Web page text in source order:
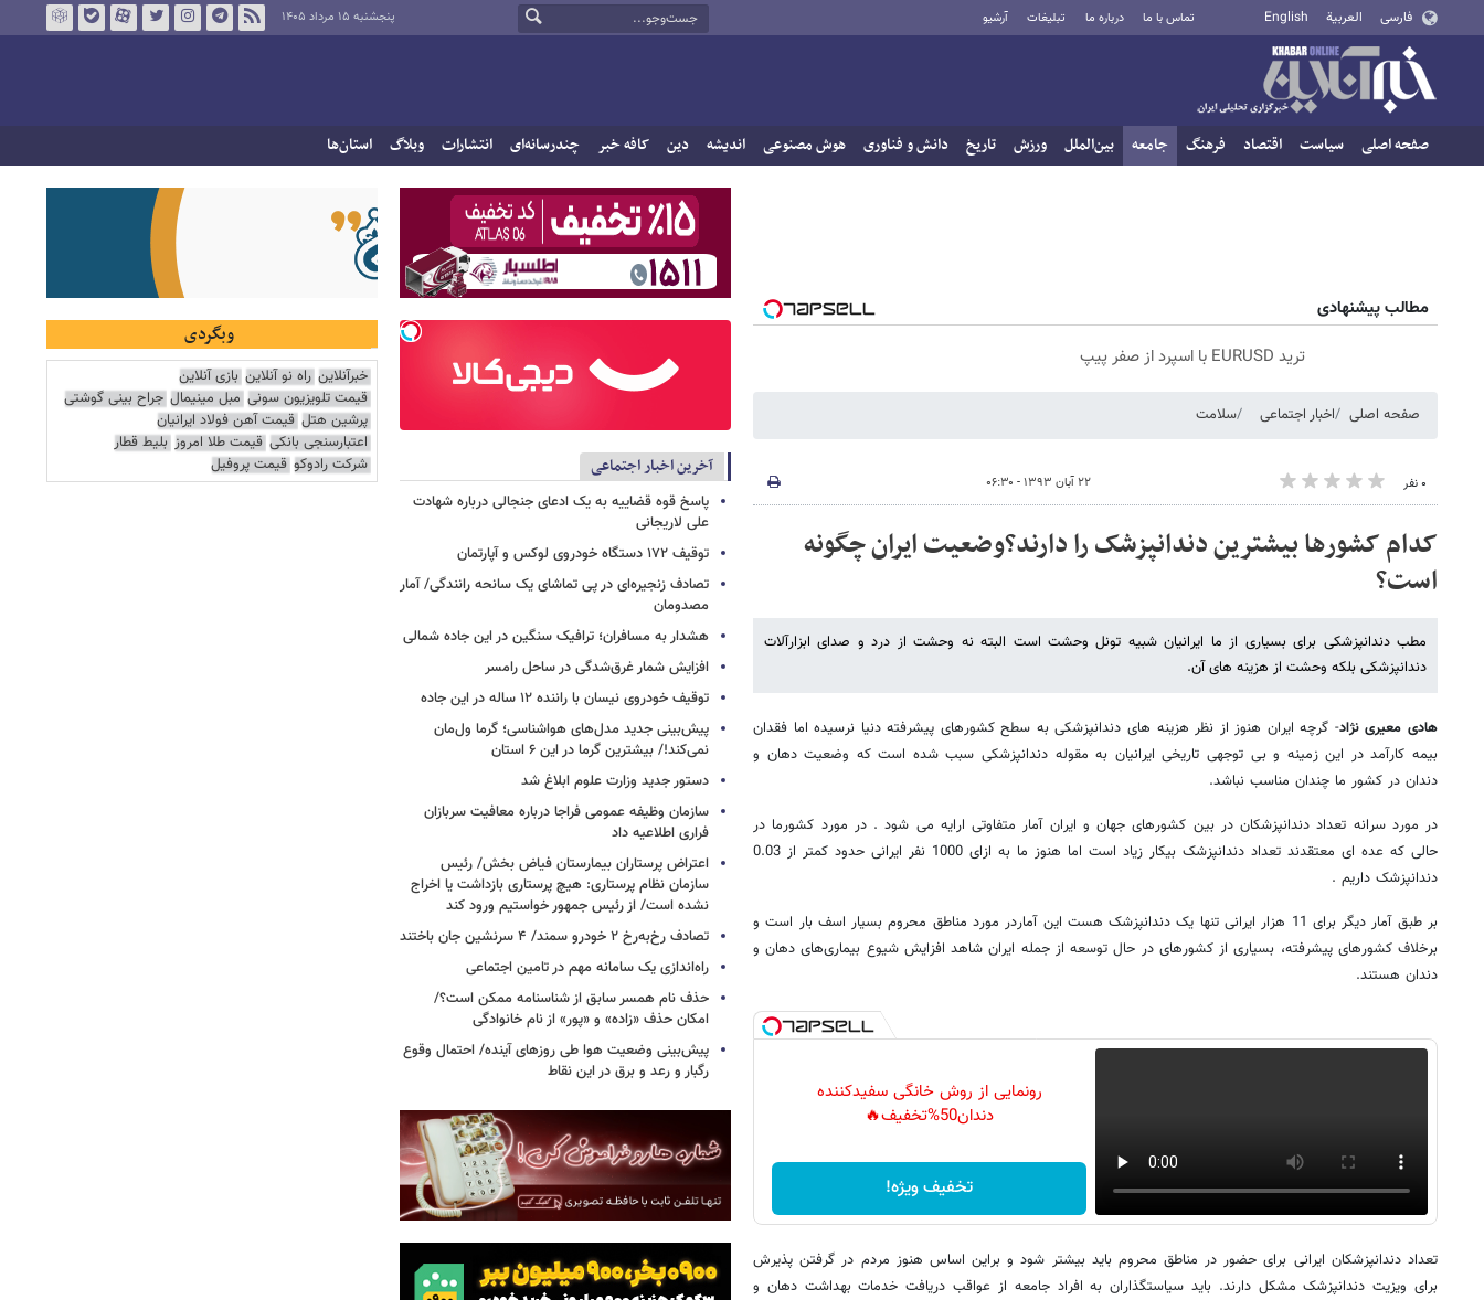
فارسی العربية English تماس با ما درباره ما تبلیغات آرشیو پنجشنبه ۱۵ مرداد ۱۴۰۵
صفحه اصلی سیاست اقتصاد فرهنگ جامعه بین‌الملل ورزش تاریخ دانش و فناوری هوش مصنوعی اندیشه دین کافه خبر چندرسانه‌ای انتشارات وبلاگ استان‌ها
مطالب پیشنهادی
ترید EURUSD با اسپرد از صفر پیپ
صفحه اصلی اخبار اجتماعی سلامت
۰ نفر ۲۲ آبان ۱۳۹۳ - ۰۶:۳۰
کدام کشورها بیشترین دندانپزشک را دارند؟وضعیت ایران چگونه
است؟
مطب دندانپزشکی برای بسیاری از ما ایرانیان شبیه تونل وحشت است البته نه وحشت از درد و صدای ابزارآلات
دندانپزشکی بلکه وحشت از هزینه های آن.
هادی معیری نژاد- گرچه ایران هنوز از نظر هزینه های دندانپزشکی به سطح کشورهای پیشرفته دنیا نرسیده اما فقدان
بیمه کارآمد در این زمینه و بی توجهی تاریخی ایرانیان به مقوله دندانپزشکی سبب شده است که وضعیت دهان و
دندان در کشور ما چندان مناسب نباشد.
در مورد سرانه تعداد دندانپزشکان در بین کشورهای جهان و ایران آمار متفاوتی ارایه می شود . در مورد کشورما در
حالی که عده ای معتقدند تعداد دندانپزشک بیکار زیاد است اما هنوز ما به ازای 1000 نفر ایرانی حدود کمتر از 0.03
دندانپزشک داریم .
بر طبق آمار دیگر برای 11 هزار ایرانی تنها یک دندانپزشک هست این آماردر مورد مناطق محروم بسیار اسف بار است و
برخلاف کشورهای پیشرفته، بسیاری از کشورهای در حال توسعه از جمله ایران شاهد افزایش شیوع بیماری‌های دهان و
دندان هستند.
رونمایی از روش خانگی سفیدکننده
دندان50%تخفیف🔥
تخفیف ویژه!
تعداد دندانپزشکان ایرانی برای حضور در مناطق محروم باید بیشتر شود و براین اساس هنوز مردم در گرفتن پذیرش
برای ویزیت دندانپزشک مشکل دارند. باید سیاستگذاران به افراد جامعه از عواقب دریافت خدمات بهداشت دهان و
آخرین اخبار اجتماعی
پاسخ قوه قضاییه به یک ادعای جنجالی درباره شهادت
علی لاریجانی
توقیف ۱۷۲ دستگاه خودروی لوکس و آپارتمان
تصادف زنجیره‌ای در پی تماشای یک سانحه رانندگی/ آمار
مصدومان
هشدار به مسافران؛ ترافیک سنگین در این جاده شمالی
افزایش شمار غرق‌شدگی در ساحل رامسر
توقیف خودروی نیسان با راننده ۱۲ ساله در این جاده
پیش‌بینی جدید مدل‌های هواشناسی؛ گرما ول‌مان
نمی‌کند!/ بیشترین گرما در این ۶ استان
دستور جدید وزارت علوم ابلاغ شد
سازمان وظیفه عمومی فراجا درباره معافیت سربازان
فراری اطلاعیه داد
اعتراض پرستاران بیمارستان فیاض بخش/ رئیس
سازمان نظام پرستاری: هیچ پرستاری بازداشت یا اخراج
نشده است/ از رئیس جمهور خواستیم ورود کند
تصادف رخ‌به‌رخ ۲ خودرو سمند/ ۴ سرنشین جان باختند
راه‌اندازی یک سامانه مهم در تامین اجتماعی
حذف نام همسر سابق از شناسنامه ممکن است؟/
امکان حذف «زاده» و «پور» از نام خانوادگی
پیش‌بینی وضعیت هوا طی روزهای آینده/ احتمال وقوع
رگبار و رعد و برق در این نقاط
وبگردی
خبرآنلاین راه نو آنلاین بازی آنلاین
قیمت تلویزیون سونی مبل مینیمال جراح بینی گوشتی
پرشین هتل قیمت آهن فولاد ایرانیان
اعتبارسنجی بانکی قیمت طلا امروز بلیط قطار
شرکت رادوکو قیمت پروفیل